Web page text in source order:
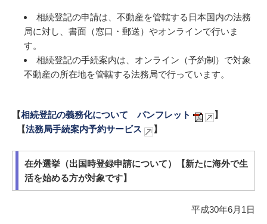
相続登記の申請は、不動産を管轄する日本国内の法務
局に対し、書面（窓口・郵送）やオンラインで行いま
す。
相続登記の手続案内は、オンライン（予約制）で対象
不動産の所在地を管轄する法務局で行っています。
【相続登記の義務化について パンフレット
】
【法務局手続案内予約サービス 】
在外選挙（出国時登録申請について）【新たに海外で生
活を始める方が対象です】
平成30年6月1日